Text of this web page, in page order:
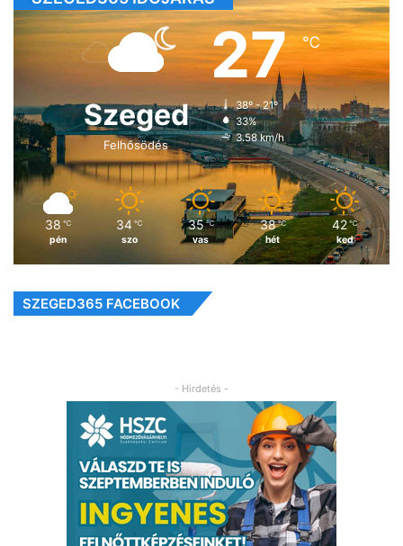
Szeged
Felhősödés
27℃
38º - 21º
33%
3.58 km/h
38 ℃
pén
34 ℃
szo
35 ℃
vas
38 ℃
hét
42 ℃
ked
SZEGED365 FACEBOOK
- Hirdetés -